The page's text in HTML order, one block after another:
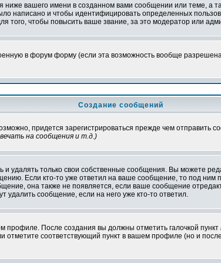
вашего имени в созданном вами сообщении или теме, а
написано и чтобы идентифицировать определенных
чтобы повысить ваше звание, за это модератор или
в форум форму (если эта возможность вообще
Создание сообщений
придется зарегистрироваться прежде чем
на сообщения и т.д.)
только свои собственные сообщения. Вы можете
Если кто-то уже ответил на ваше сообщение, то под ним
она также не появляется, если ваше сообщение
удалить сообщение, если на него уже кто-то ответил.
профиле. После создания вы должны отметить галочкой пункт
соответствующий пункт в вашем профиле (но и